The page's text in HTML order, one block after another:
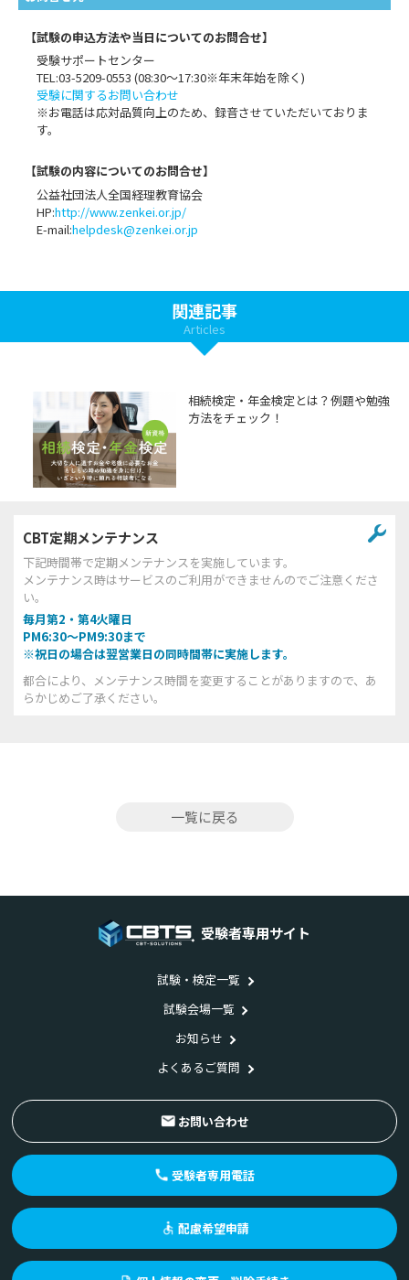
【試験の申込方法や当日についてのお問合せ】
受験サポートセンター
TEL:03-5209-0553 (08:30〜17:30※年末年始を除く)
受験に関するお問い合わせ
※お電話は応対品質向上のため、録音させていただいておりま
す。
【試験の内容についてのお問合せ】
公益社団法人全国経理教育協会
HP:http://www.zenkei.or.jp/
E-mail:helpdesk@zenkei.or.jp
関連記事
Articles
相続検定・年金検定とは？例題や勉強
方法をチェック！
CBT定期メンテナンス
下記時間帯で定期メンテナンスを実施しています。
メンテナンス時はサービスのご利用ができませんのでご注意くださ
い。
毎月第2・第4火曜日
PM6:30～PM9:30まで
※祝日の場合は翌営業日の同時間帯に実施します。
都合により、メンテナンス時間を変更することがありますので、あ
らかじめご了承ください。
一覧に戻る
受験者専用サイト
試験・検定一覧
試験会場一覧
お知らせ
よくあるご質問
お問い合わせ
受験者専用電話
配慮希望申請